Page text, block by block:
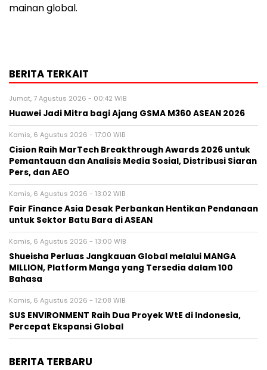
mainan global.
BERITA TERKAIT
Jumat, 7 Agustus 2026 - 00:42 WIB
Huawei Jadi Mitra bagi Ajang GSMA M360 ASEAN 2026
Kamis, 6 Agustus 2026 - 17:00 WIB
Cision Raih MarTech Breakthrough Awards 2026 untuk
Pemantauan dan Analisis Media Sosial, Distribusi Siaran
Pers, dan AEO
Kamis, 6 Agustus 2026 - 13:02 WIB
Fair Finance Asia Desak Perbankan Hentikan Pendanaan
untuk Sektor Batu Bara di ASEAN
Kamis, 6 Agustus 2026 - 13:00 WIB
Shueisha Perluas Jangkauan Global melalui MANGA
MILLION, Platform Manga yang Tersedia dalam 100
Bahasa
Kamis, 6 Agustus 2026 - 12:08 WIB
SUS ENVIRONMENT Raih Dua Proyek WtE di Indonesia,
Percepat Ekspansi Global
BERITA TERBARU